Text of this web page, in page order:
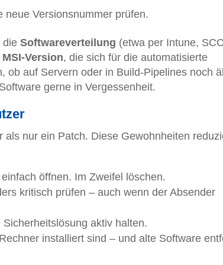
neue Versionsnummer prüfen.
die Softwareverteilung (etwa per Intune,
MSI-Version, die sich für die automatisierte
ob auf Servern oder in Build-Pipelines noch
gerne in Vergessenheit.
als nur ein Patch. Diese Gewohnheiten
öffnen. Im Zweifel löschen.
kritisch prüfen – auch wenn der Absender
aktiv halten.
installiert sind – und alte Software